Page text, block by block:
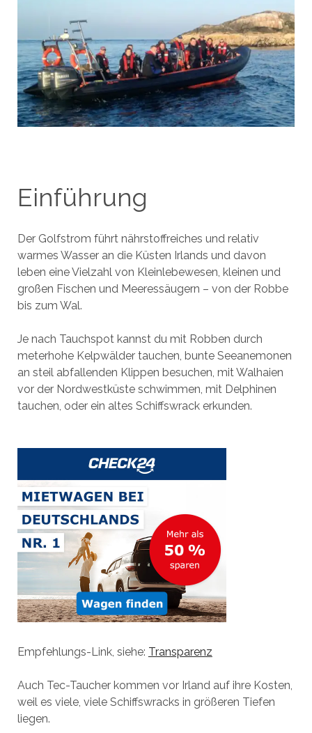
Einführung
Der Golfstrom führt nährstoffreiches und relativ
warmes Wasser an die Küsten Irlands und davon
leben eine Vielzahl von Kleinlebewesen, kleinen und
großen Fischen und Meeressäugern – von der Robbe
bis zum Wal.
Je nach Tauchspot kannst du mit Robben durch
meterhohe Kelpwälder tauchen, bunte Seeanemonen
an steil abfallenden Klippen besuchen, mit Walhaien
vor der Nordwestküste schwimmen, mit Delphinen
tauchen, oder ein altes Schiffswrack erkunden.
Empfehlungs-Link, siehe: Transparenz
Auch Tec-Taucher kommen vor Irland auf ihre Kosten,
weil es viele, viele Schiffswracks in größeren Tiefen
liegen.